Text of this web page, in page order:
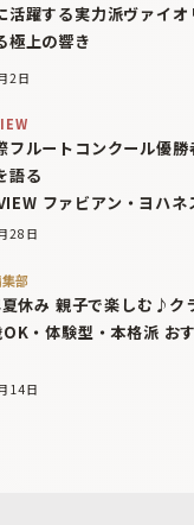
活躍する実力派ヴァイ
極上の響き
2日
フルートコンクール優勝
語る
ファビアン・ヨハネ
28日
部
休み 親子で楽しむ♪ク
OK・体験型・本格派 お
14日